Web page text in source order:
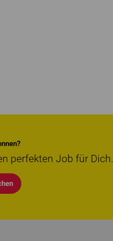
perfekten Job für Dich.